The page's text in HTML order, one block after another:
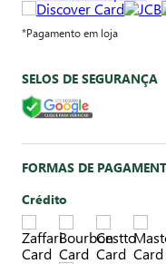
*Pagamento em loja
SELOS DE SEGURANÇA
FORMAS DE
Crédito